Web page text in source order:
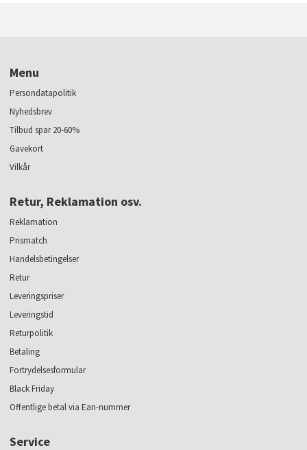
Menu
Persondatapolitik
Nyhedsbrev
Tilbud spar 20-60%
Gavekort
Vilkår
Retur, Reklamation osv.
Reklamation
Prismatch
Handelsbetingelser
Retur
Leveringspriser
Leveringstid
Returpolitik
Betaling
Fortrydelsesformular
Black Friday
Offentlige betal via Ean-nummer
Service